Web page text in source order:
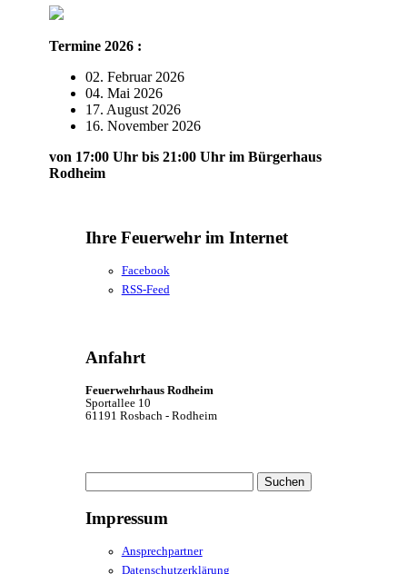
Termine 2026 :
02. Februar 2026
04. Mai 2026
17. August 2026
16. November 2026
von 17:00 Uhr bis 21:00 Uhr im Bürgerhaus
Rodheim
Ihre Feuerwehr im Internet
Facebook
RSS-Feed
Anfahrt
Feuerwehrhaus Rodheim
Sportallee 10
61191 Rosbach - Rodheim
nach:
Impressum
Ansprechpartner
Datenschutzerklärung